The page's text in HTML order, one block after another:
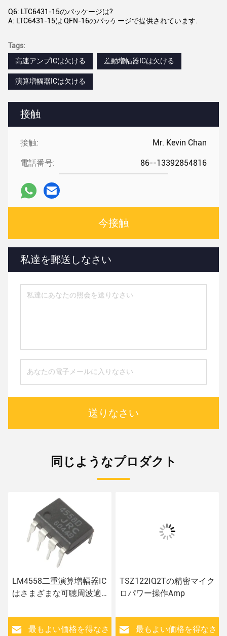
接触
接触: Mr. Kevin Chan
電話番号: 86--13392854816
今接触
私達を郵送しなさい
送りなさい
Q6: LTC6431-15のパッケージは?
A: LTC6431-15は QFN-16のパッケージで提供されています.
Tags:
高速アンプICは欠ける
差動増幅器ICは欠ける
演算増幅器ICは欠ける
同じようなプロダクト
LM4558二重演算増幅器IC
はさまざまな可聴周波適
最もよい価格を得なさ
TSZ122IQ2Tの精密マイク
ロパワー操作Amp
最もよい価格を得なさ